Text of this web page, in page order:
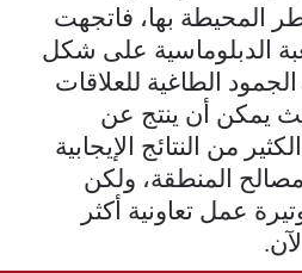
المحيطة بها، فاتجهت
الدبلوماسية على شكل
الطاغية للعلاقات
حيث يمكن أن ينتج عن
من النتائج الإيجابية
المنطقة، ولكن
عمل تعاونية أكثر